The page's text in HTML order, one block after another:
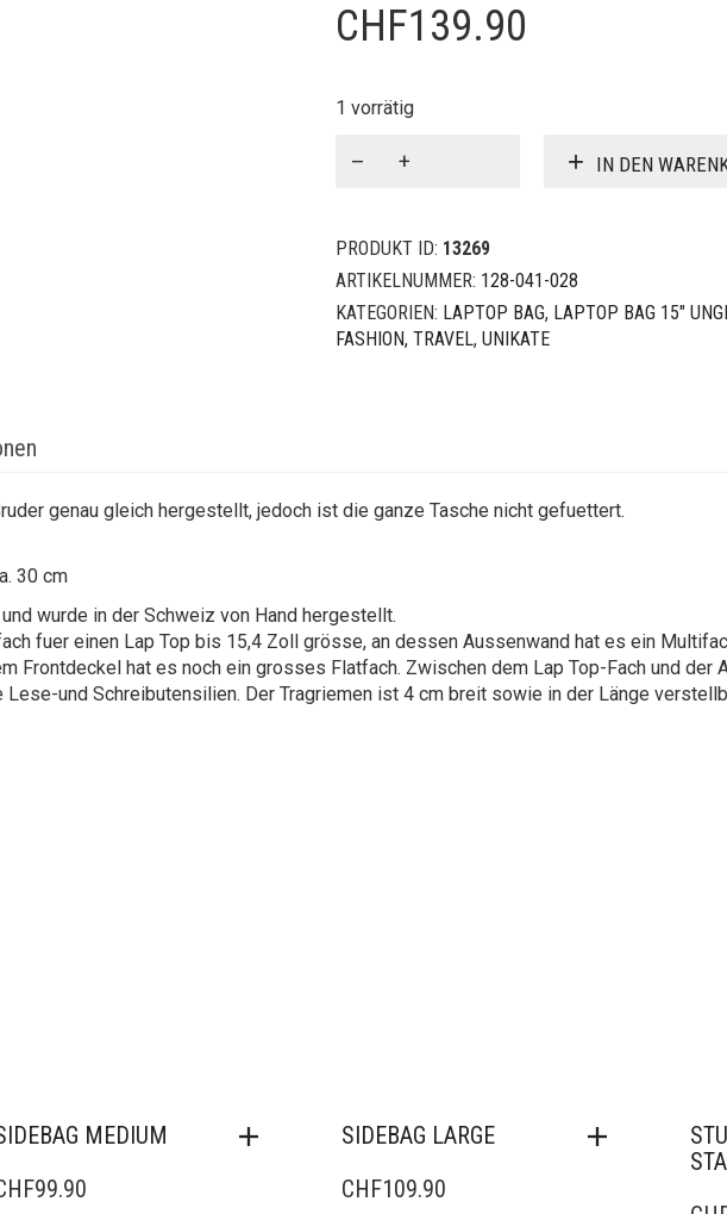
CHF139.90
1 vorrätig
15
Zoll
Menge
IN DEN
PRODUKT ID: 13269
ARTIKELNUMMER: 128-041-028
KATEGORIEN: LAPTOP BAG, LAPTOP BAG 15"
FASHION, TRAVEL, UNIKATE
genau gleich hergestellt, jedoch ist die ganze Tasche nicht gefuettert.
30 cm
wurde in der Schweiz von Hand hergestellt.
fuer einen Lap Top bis 15,4 Zoll grösse, an dessen Aussenwand hat es ein
Frontdeckel hat es noch ein grosses Flatfach. Zwischen dem Lap Top-Fach und der
und Schreibutensilien. Der Tragriemen ist 4 cm breit sowie in der Länge
MEDIUM
99.90
SIDEBAG LARGE
CHF109.90